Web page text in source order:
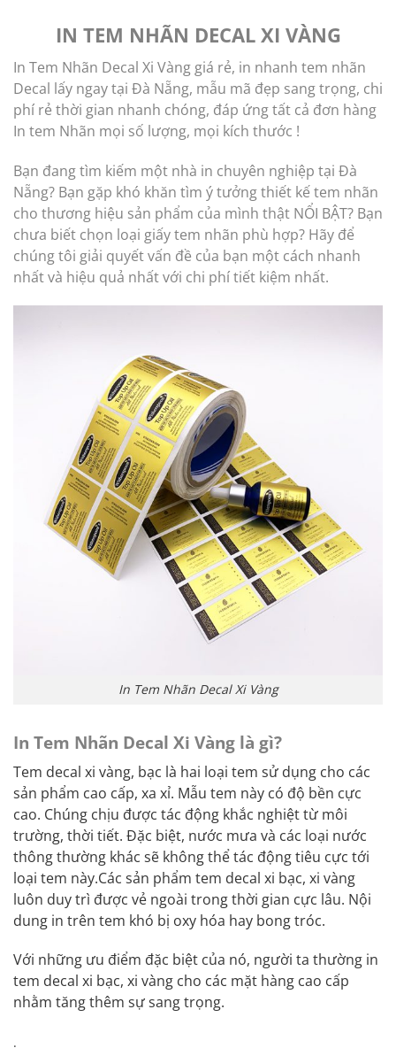
IN TEM NHÃN DECAL XI VÀNG
In Tem Nhãn Decal Xi Vàng giá rẻ, in nhanh tem nhãn
Decal lấy ngay tại Đà Nẵng, mẫu mã đẹp sang trọng, chi
phí rẻ thời gian nhanh chóng, đáp ứng tất cả đơn hàng
In tem Nhãn mọi số lượng, mọi kích thước !
Bạn đang tìm kiếm một nhà in chuyên nghiệp tại Đà
Nẵng? Bạn gặp khó khăn tìm ý tưởng thiết kế tem nhãn
cho thương hiệu sản phẩm của mình thật NỔI BẬT? Bạn
chưa biết chọn loại giấy tem nhãn phù hợp? Hãy để
chúng tôi giải quyết vấn đề của bạn một cách nhanh
nhất và hiệu quả nhất với chi phí tiết kiệm nhất.
In Tem Nhãn Decal Xi Vàng
In Tem Nhãn Decal Xi Vàng là gì?
Tem decal xi vàng, bạc là hai loại tem sử dụng cho các
sản phẩm cao cấp, xa xỉ. Mẫu tem này có độ bền cực
cao. Chúng chịu được tác động khắc nghiệt từ môi
trường, thời tiết. Đặc biệt, nước mưa và các loại nước
thông thường khác sẽ không thể tác động tiêu cực tới
loại tem này.Các sản phẩm tem decal xi bạc, xi vàng
luôn duy trì được vẻ ngoài trong thời gian cực lâu. Nội
dung in trên tem khó bị oxy hóa hay bong tróc.
Với những ưu điểm đặc biệt của nó, người ta thường in
tem decal xi bạc, xi vàng cho các mặt hàng cao cấp
nhằm tăng thêm sự sang trọng.
.